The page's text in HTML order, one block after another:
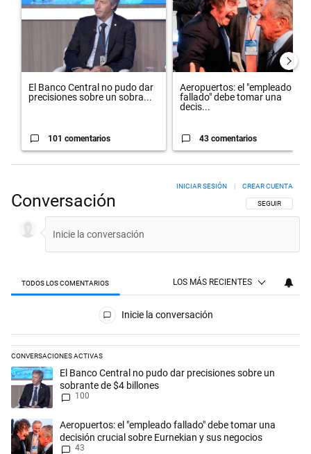
El Banco Central no pudo dar
precisiones sobre un sobra...
101 comentarios
Aeropuertos: el "empleado
fallado" debe tomar una
decis...
43 comentarios
Conversación SIGA ESTA
SEGUIR
INICIAR SESIÓN CREAR CUENTA
TODOS LOS COMENTARIOS LOS MÁS RECIENTES
Todos los comentarios
Inicie la conversación
CONVERSACIONES ACTIVAS
Este listado muestra los artículos con más comentarios en los
Un artículo de tendencia con el título "El Banco Central no pudo dar
El Banco Central no pudo dar precisiones sobre un
sobrante de $4 billones
100
Un artículo de tendencia con el título "Aeropuertos: el "empleado
Aeropuertos: el "empleado fallado" debe tomar una
decisión crucial sobre Eurnekian y sus negocios
43